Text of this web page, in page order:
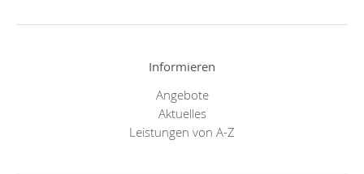
Informieren
Angebote
Aktuelles
Leistungen von A-Z